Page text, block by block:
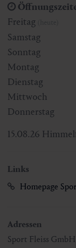
Bergbahnen &
Interaktive Karte
Genuss
Freitag
Samstag
Sonntag
Montag
Dienstag
Mittwoch
Donnerstag
15.08.26
Links
Homepage
Adressen
Sport Fleiss GmbH